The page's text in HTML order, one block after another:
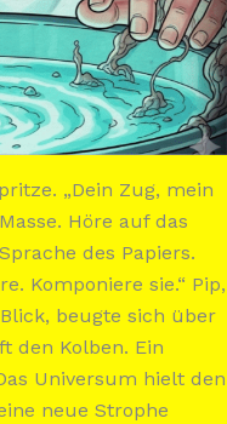
„Dein Zug, mein
Höre auf das
des Papiers.
Komponiere sie.“ Pip,
beugte sich über
den Kolben. Ein
Universum hielt den
neue Strophe